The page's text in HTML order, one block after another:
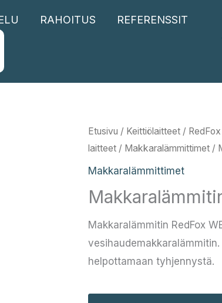
RAHOITUS REFERENSSIT
Etusivu / Keittiölaitteet /
laitteet / Makkaralämmittimet /
Makkaralämmittimet
Makkaralämmitin RedFox
helpottamaan tyhjennystä.